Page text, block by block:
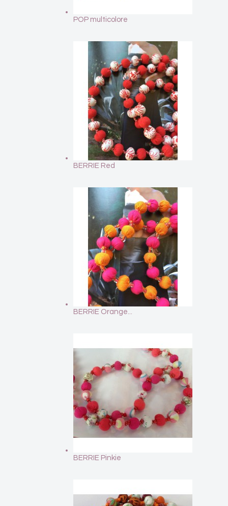
POP multicolore
BERRIE Red
BERRIE Orange...
BERRIE Pinkie